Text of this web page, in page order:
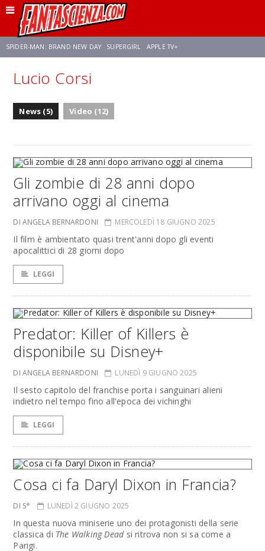
SPIDER-MAN: BRAND NEW DAY SUPERGIRL APPLE TV+
FRANCO RICCIARDIELLO ZENDAYA
Lucio Corsi
News (5) Video (12)
Gli zombie di 28 anni dopo
arrivano oggi al cinema
DI ANGELA BERNARDONI MERCOLEDÌ 18 GIUGNO 2025
Il film è ambientato quasi trent'anni dopo gli eventi
apocalittici di 28 giorni dopo
LEGGI
Predator: Killer of Killers è
disponibile su Disney+
DI ANGELA BERNARDONI LUNEDÌ 9 GIUGNO 2025
Il sesto capitolo del franchise porta i sanguinari alieni
indietro nel tempo fino all'epoca dei vichinghi
LEGGI
Cosa ci fa Daryl Dixon in Francia?
DI S* LUNEDÌ 2 GIUGNO 2025
In questa nuova miniserie uno dei protagonisti della serie
classica di The Walking Deadsi ritrova non si sa come a
Parigi.